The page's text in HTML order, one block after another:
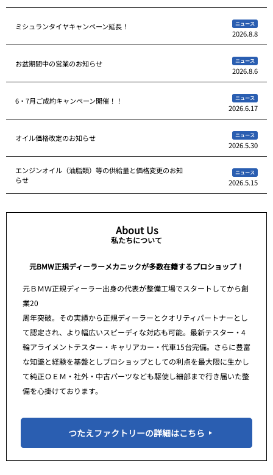
ミシュランタイヤキャンペーン延長！ ニュース
2026.8.8
お盆期間中の営業のお知らせ ニュース
2026.8.6
6・7月ご成約キャンペーン開催！！ ニュース
2026.6.17
オイル価格改定のお知らせ ニュース
2026.5.30
エンジンオイル（油脂類）等の供給量と価格変更のお知
らせ
ニュース
2026.5.15
About Us
私たちについて
元BMW正規ディーラーメカニックが多数在籍するプロショップ！
元ＢＭＷ正規ディーラー出身の代表が整備工場でスタートしてから創
業20
周年突破。その実績から正規ディーラーとクオリティパートナーとし
て認定され、より幅広いスピーディな対応も可能。最新テスター・4
輪アライメントテスター・キャリアカー・代車15台完備。さらに豊富
な知識と経験を基盤としプロショップとしての利点を最大限に生かし
て純正ＯＥＭ・社外・中古パーツなども駆使し細部まで行き届いた整
備を心掛けております。
つたえファクトリーの詳細はこちら